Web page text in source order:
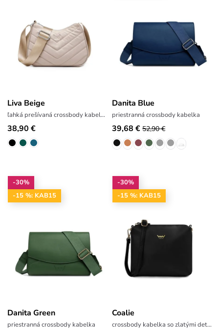
Liva Beige
ľahká prešívaná crossbody kabelka
38,90 €
Danita Blue
priestranná crossbody kabelka
39,68 € 52,90 €
-30%
-15 %: KAB15
Danita Green
priestranná crossbody kabelka
-30%
-15 %: KAB15
Coalie
crossbody kabelka so zlatými detailmi